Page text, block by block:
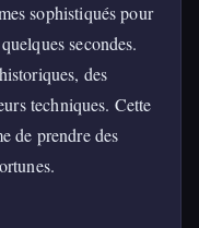
sophistiqués pour
secondes.
des
techniques. Cette
de prendre des